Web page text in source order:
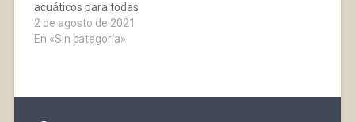
acuáticos para todas
las edades!!!
2 de agosto de 2021
En «Sin categoría»